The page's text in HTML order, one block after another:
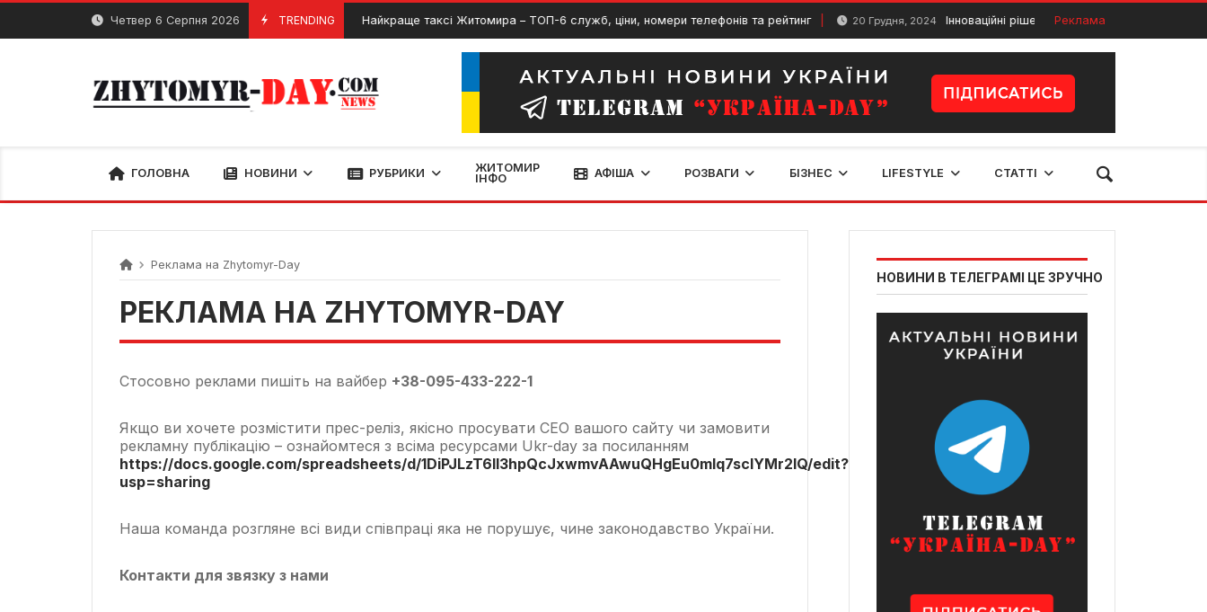
Skip
content
Четвер 6 Серпня 2026 TRENDING
22 Січня, 2025 Найкраще таксі Житомира – ТОП-6 служб, ціни, номери телефонів та рейтинг 20 Грудня, 2024 Інноваційні рішення для подорожей: огляд сумок і
Реклама
ГОЛОВНА НОВИНИ РУБРИКИ
ЖИТОМИР
ІНФО
АФІША РОЗВАГИ БІЗНЕС LIFESTYLE СТАТТІ
Реклама на Zhytomyr-Day
РЕКЛАМА НА ZHYTOMYR-DAY
Стосовно реклами пишіть на вайбер +38-095-433-222-1
Якщо ви хочете розмістити прес-реліз, якісно просувати СЕО вашого сайту чи замовити
рекламну публікацію – ознайомтеся з всіма ресурсами Ukr-day за посиланням
https://docs.google.com/spreadsheets/d/1DiPJLzT6II3hpQcJxwmvAAwuQHgEu0mlq7scIYMr2lQ/edit?
usp=sharing
Наша команда розгляне всі види співпраці яка не порушує, чине законодавство України.
Контакти для звязку з нами
НОВИНИ В ТЕЛЕГРАМІ ЦЕ ЗРУЧНО